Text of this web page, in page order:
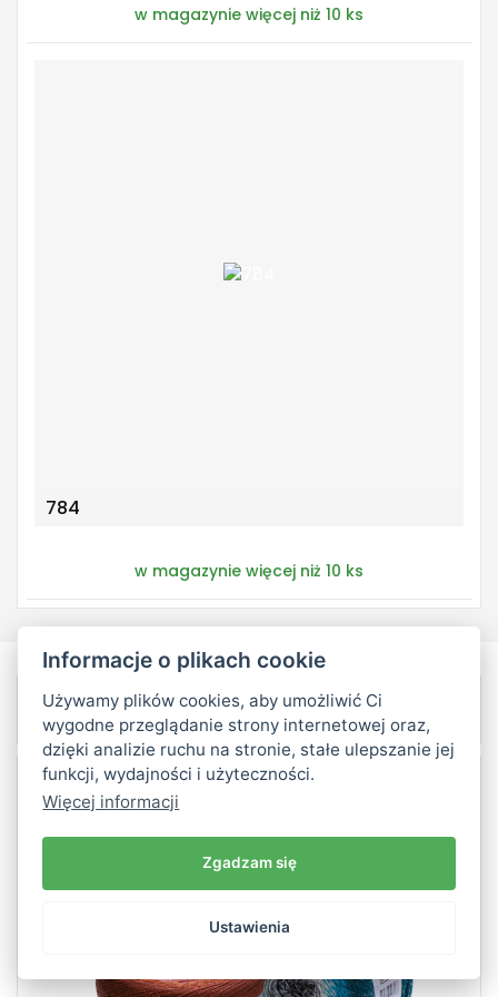
w magazynie więcej niż 10 ks
784
w magazynie więcej niż 10 ks
Podobne produkty
Bestsellery
53% Bawełna - 43% Poliester + 4% Lurex
Fantasy
Informacje o plikach cookie
Używamy plików cookies, aby umożliwić Ci
wygodne przeglądanie strony internetowej oraz,
dzięki analizie ruchu na stronie, stałe ulepszanie jej
funkcji, wydajności i użyteczności.
Więcej informacji
Zgadzam się
Ustawienia